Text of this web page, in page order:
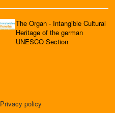
The Organ - Intangible Cultural
Heritage of the german
UNESCO Section
Privacy policy